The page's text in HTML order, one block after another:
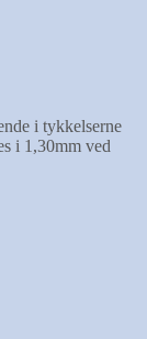
i tykkelserne
i 1,30mm ved